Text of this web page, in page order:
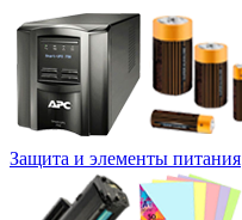
Защита и элементы питания